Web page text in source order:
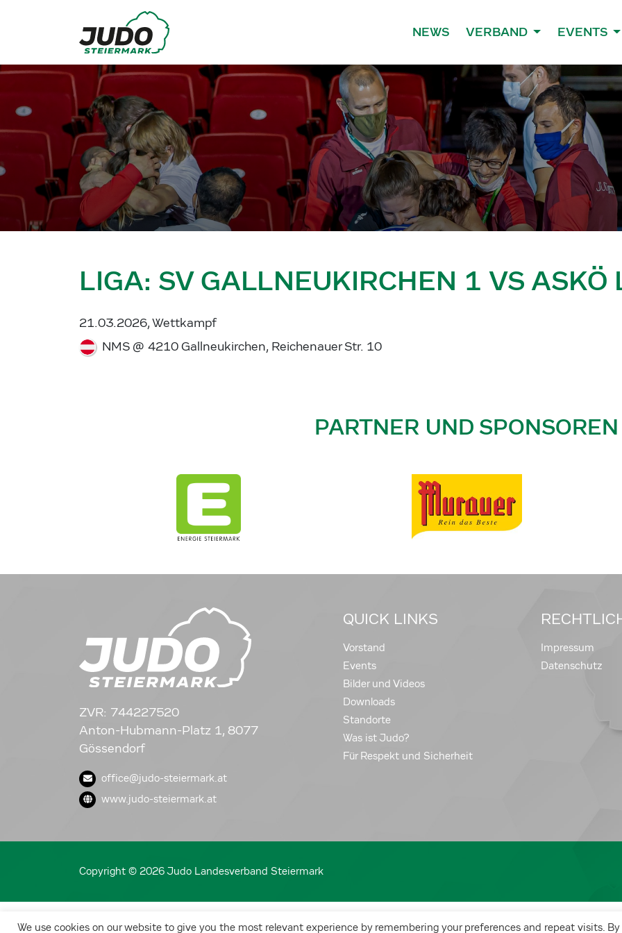
NEWS VERBAND EVENTS
LIGA: SV GALLNEUKIRCHEN 1 VS ASKÖ
21.03.2026, Wettkampf
NMS @ 4210 Gallneukirchen, Reichenauer Str. 10
We use cookies on our website to give you the most relevant experience by remembering your preferences and repeat visits. By
PARTNER UND SPONSOREN
ZVR: 744227520
Anton-Hubmann-Platz 1, 8077
Gössendorf
office@judo-steiermark.at
www.judo-steiermark.at
QUICK LINKS
Vorstand
Events
Bilder und Videos
Downloads
Standorte
Was ist Judo?
Für Respekt und Sicherheit
Impressum
Datenschutz
Copyright © 2026 Judo Landesverband Steiermark